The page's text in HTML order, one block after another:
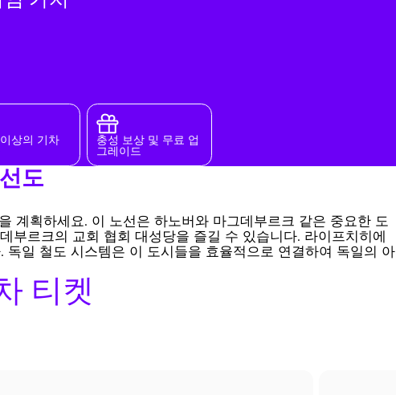
상의 기차
충성 보상 및 무료 업
그레이드
도
계획하세요. 이 노선은 하노버와 마그데부르크 같은 중요한 도
부르크의 교회 협회 대성당을 즐길 수 있습니다. 라이프치히에
일 철도 시스템은 이 도시들을 효율적으로 연결하여 독일의 아
티켓